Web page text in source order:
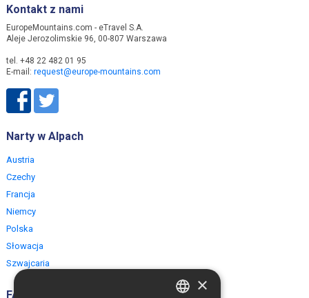
Kontakt z nami
EuropeMountains.com - eTravel S.A.
Aleje Jerozolimskie 96, 00-807 Warszawa
tel. +48 22 482 01 95
E-mail: request@europe-mountains.com
Narty w Alpach
Austria
Czechy
Francja
Niemcy
Polska
Słowacja
Szwajcaria
FAQ ×